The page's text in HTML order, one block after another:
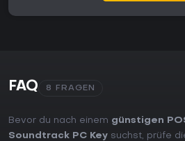
FAQ 8 FRAGEN
Bevor du nach einem günstigen
Soundtrack PC Key suchst, prüfe